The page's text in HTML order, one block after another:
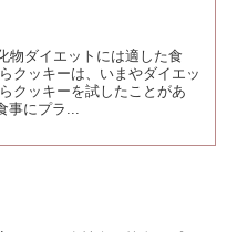
物ダイエットには適した食
クッキーは、いまやダイエッ
クッキーを試したことがあ
事にプラ...